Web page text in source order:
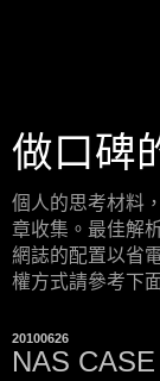
做口碑
個人的思考材料
章收集。最佳解
網誌的配置以省
權方式請參考下
20100626
NAS